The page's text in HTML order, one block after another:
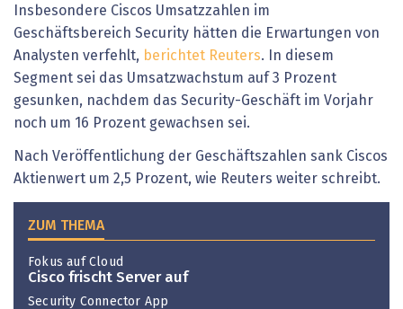
Insbesondere Ciscos Umsatzzahlen im
Geschäftsbereich Security hätten die Erwartungen von
Analysten verfehlt, berichtet Reuters. In diesem
Segment sei das Umsatzwachstum auf 3 Prozent
gesunken, nachdem das Security-Geschäft im Vorjahr
noch um 16 Prozent gewachsen sei.
Nach Veröffentlichung der Geschäftszahlen sank Ciscos
Aktienwert um 2,5 Prozent, wie Reuters weiter schreibt.
ZUM THEMA
Fokus auf Cloud
Cisco frischt Server auf
Security Connector App